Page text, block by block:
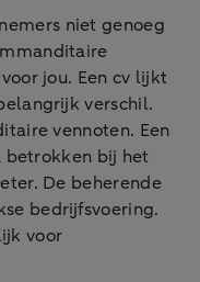
niet genoeg
jou. Een cv lijkt
verschil.
vennoten. Een
betrokken bij het
De beherende
bedrijfsvoering.
voor